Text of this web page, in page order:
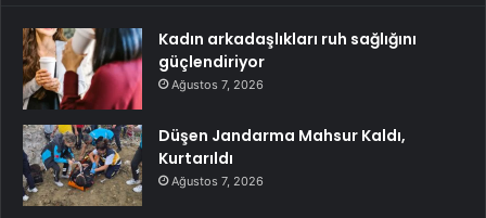
Kadın arkadaşlıkları ruh sağlığını
güçlendiriyor
Ağustos 7, 2026
Düşen Jandarma Mahsur Kaldı,
Kurtarıldı
Ağustos 7, 2026